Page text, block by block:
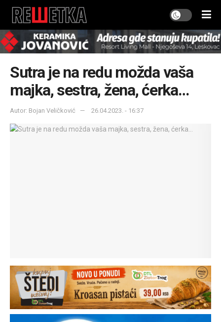
Sutra je na redu možda vaša
majka, sestra, žena, ćerka…
Autor: Bojan Veličković 26.04.2023. - 16:37